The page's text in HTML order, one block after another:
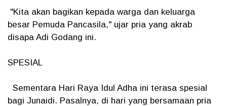
"Kita akan bagikan kepada warga dan keluarga
besar Pemuda Pancasila," ujar pria yang akrab
disapa Adi Godang ini.
SPESIAL
Sementara Hari Raya Idul Adha ini terasa spesial
bagi Junaidi. Pasalnya, di hari yang bersamaan pria